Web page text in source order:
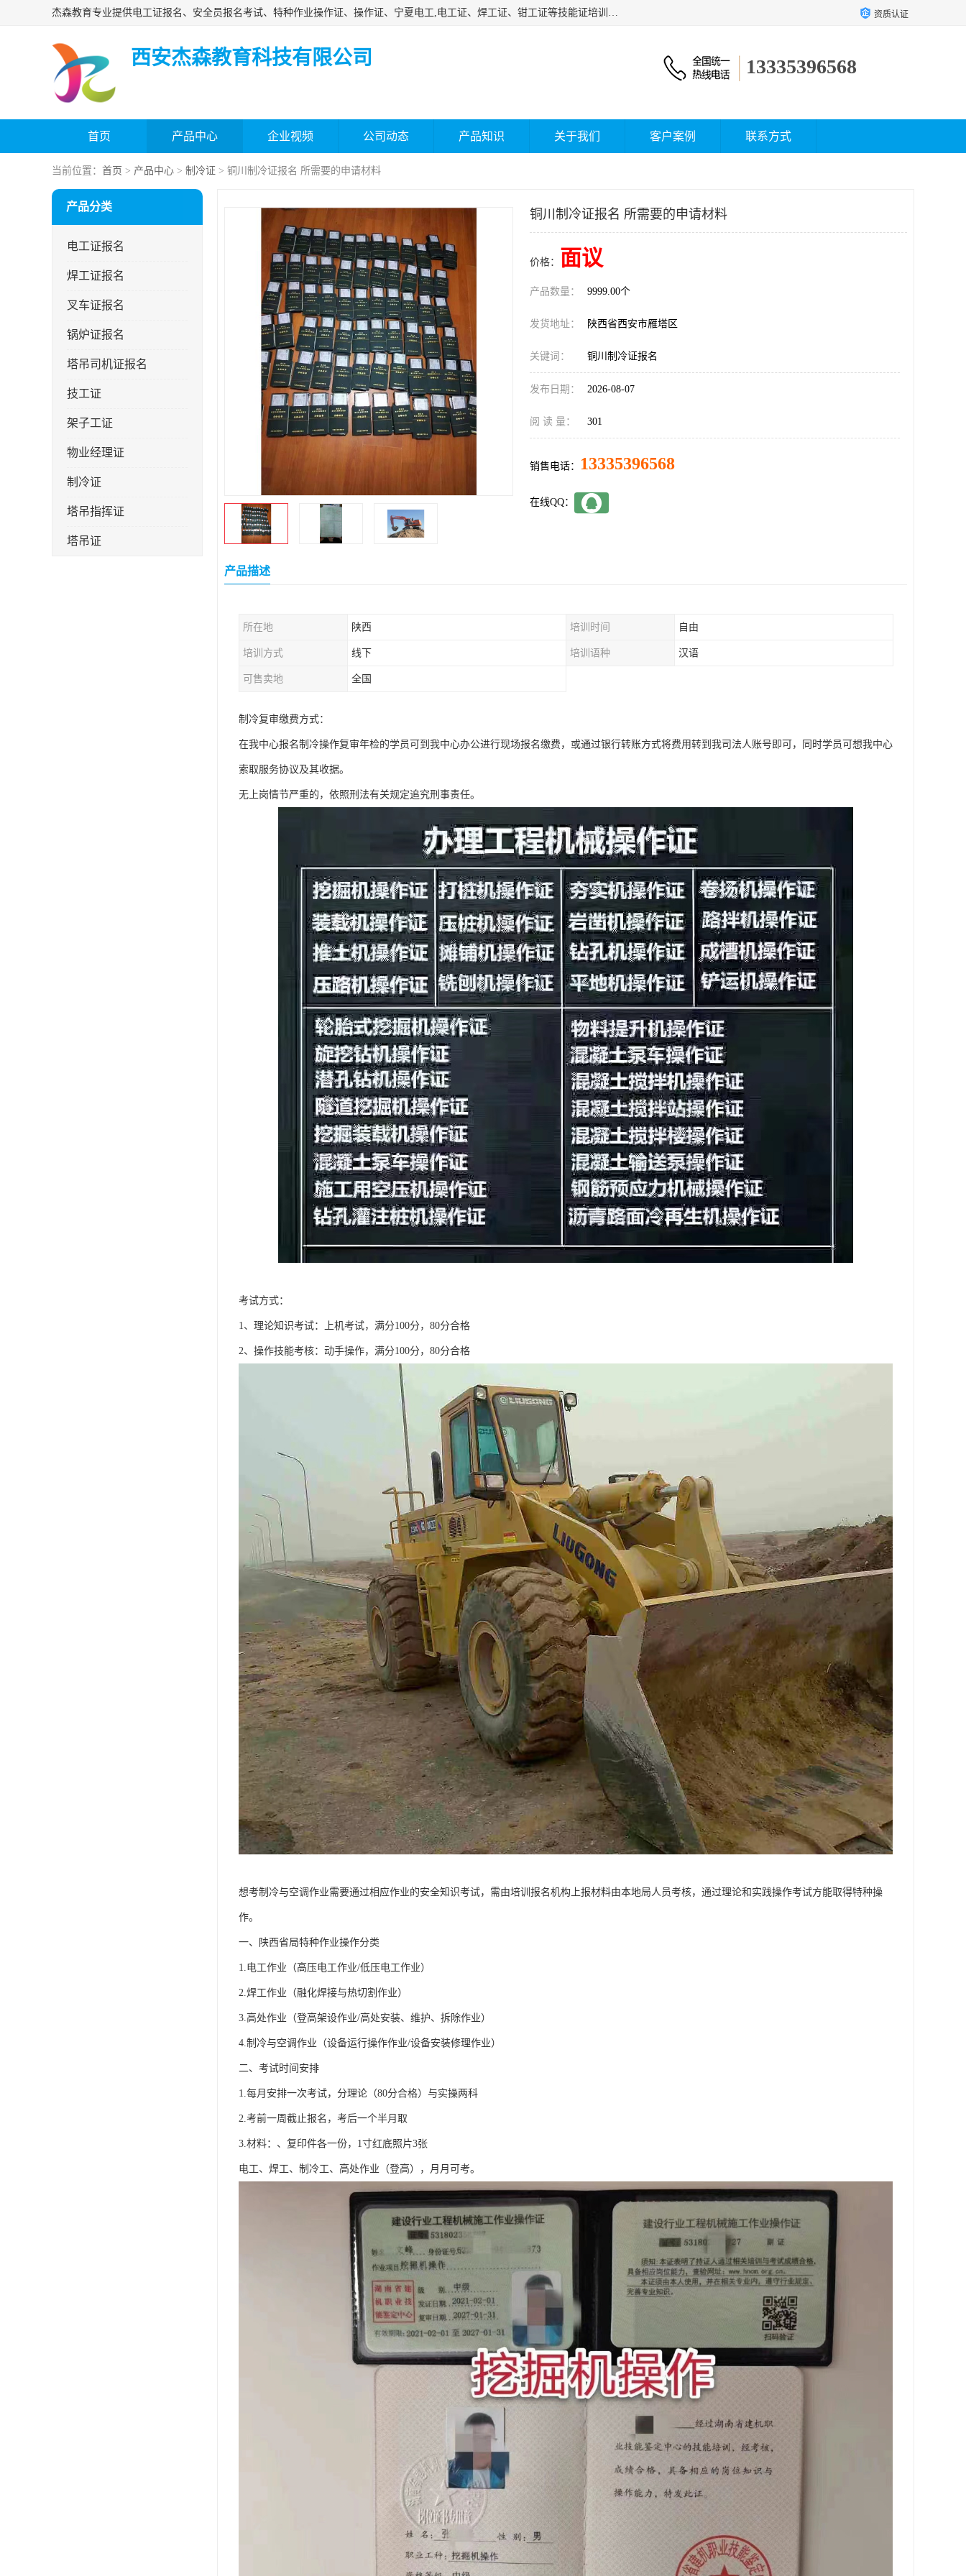
杰森教育专业提供电工证报名、安全员报名考试、特种作业操作证、操作证、宁夏电工,电工证、焊工证、钳工证等技能证培训课程。 资质认证
西安杰森教育科技有限公司 13335396568
首页 产品中心 企业视频 公司动态 产品知识 关于我们 客户案例 联系方式
当前位置： 首页 > 产品中心 > 制冷证 > 铜川制冷证报名 所需要的申请材料
产品分类
电工证报名
焊工证报名
叉车证报名
锅炉证报名
塔吊司机证报名
技工证
架子工证
物业经理证
制冷证
塔吊指挥证
塔吊证
铜川制冷证报名 所需要的申请材料
价格： 面议
产品数量： 9999.00个
发货地址： 陕西省西安市雁塔区
关键词： 铜川制冷证报名
发布日期： 2026-08-07
阅 读 量： 301
销售电话： 13335396568
在线QQ：
产品描述
所在地 陕西 培训时间 自由
培训方式 线下 培训语种 汉语
可售卖地 全国
制冷复审缴费方式：
在我中心报名制冷操作复审年检的学员可到我中心办公进行现场报名缴费，或通过银行转账方式将费用转到我司法人账号即可，同时学员可想我中心
索取服务协议及其收据。
无上岗情节严重的，依照刑法有关规定追究刑事责任。
考试方式：
1、理论知识考试：上机考试，满分100分，80分合格
2、操作技能考核：动手操作，满分100分，80分合格
想考制冷与空调作业需要通过相应作业的安全知识考试，需由培训报名机构上报材料由本地局人员考核，通过理论和实践操作考试方能取得特种操
作。
一、陕西省局特种作业操作分类
1.电工作业（高压电工作业/低压电工作业）
2.焊工作业（融化焊接与热切割作业）
3.高处作业（登高架设作业/高处安装、维护、拆除作业）
4.制冷与空调作业（设备运行操作作业/设备安装修理作业）
二、考试时间安排
1.每月安排一次考试，分理论（80分合格）与实操两科
2.考前一周截止报名，考后一个半月取
3.材料：、复印件各一份，1寸红底照片3张
电工、焊工、制冷工、高处作业（登高），月月可考。